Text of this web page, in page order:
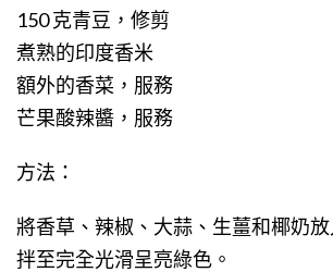
150 克青豆，修剪
煮熟的印度香米
額外的香菜，服務
芒果酸辣醬，服務
方法：
將香草、辣椒、大蒜、生薑和椰奶
拌至完全光滑呈亮綠色。